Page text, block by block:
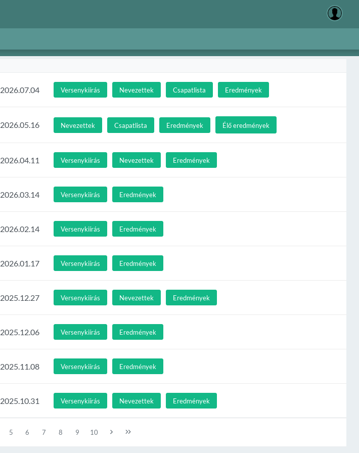
2026.07.04 Versenykiírás Nevezettek Csapatlista Eredmények
2026.05.16 Nevezettek Csapatlista Eredmények Élő eredmények
2026.04.11 Versenykiírás Nevezettek Eredmények
2026.03.14 Versenykiírás Eredmények
2026.02.14 Versenykiírás Eredmények
2026.01.17 Versenykiírás Eredmények
2025.12.27 Versenykiírás Nevezettek Eredmények
2025.12.06 Versenykiírás Eredmények
2025.11.08 Versenykiírás Eredmények
2025.10.31 Versenykiírás Nevezettek Eredmények
5 6 7 8 9 10